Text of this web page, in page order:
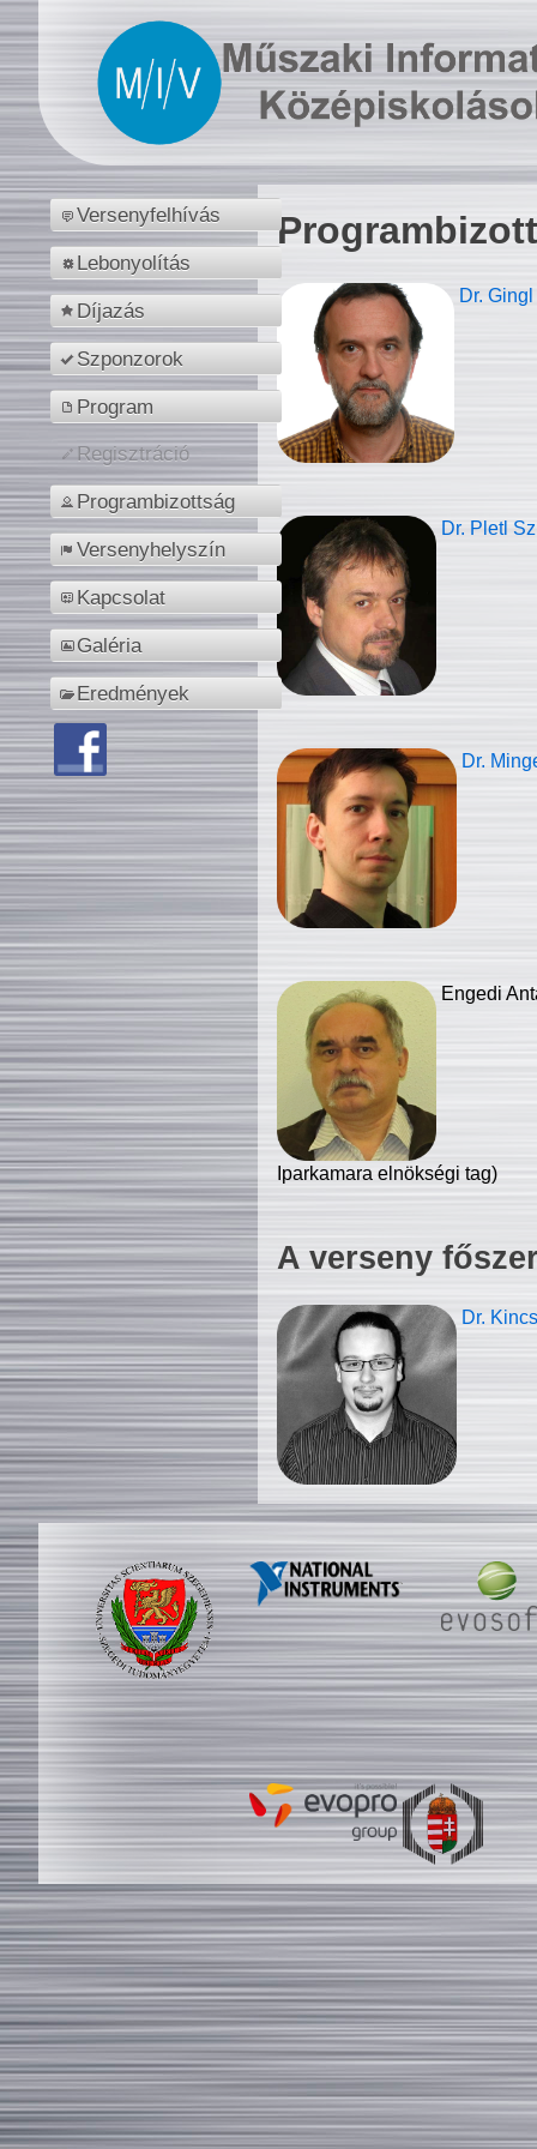
Versenyfelhívás
Lebonyolítás
Díjazás
Szponzorok
Program
Regisztráció
Programbizottság
Versenyhelyszín
Kapcsolat
Galéria
Eredmények
Dr.
Dr. Pletl
Dr.
Engedi
Iparkamara elnökségi tag)
A verseny
Dr.